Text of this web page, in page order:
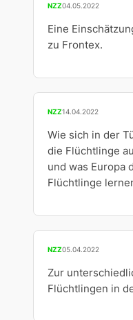
NZZ04.05.2022
Eine
zu Frontex.
NZZ14.04.2022
Wie sich in der
die Flüchtlinge
und was Europa
Flüchtlinge
NZZ05.04.2022
Zur
Flüchtlingen in